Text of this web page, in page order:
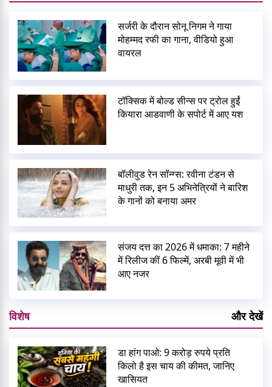
सर्जरी के दौरान सोनू निगम ने गाया
मोहम्मद रफी का गाना, वीडियो हुआ
वायरल
टॉक्सिक में बोल्ड सीन्स पर ट्रोल हुईं
कियारा आडवाणी के सपोर्ट में आए यश
बॉलीवुड रेन सॉन्ग्स: रवीना टंडन से
माधुरी तक, इन 5 अभिनेत्रियों ने बारिश
के गानों को बनाया अमर
संजय दत्त का 2026 में धमाका: 7 महीने
में रिलीज कीं 6 फिल्में, अरबी मूवी में भी
आए नजर
विशेष और देखें
डा हांग पाओ: 9 करोड़ रुपये प्रति
किलो है इस चाय की कीमत, जानिए
खासियत